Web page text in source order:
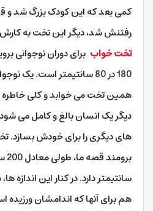
کمی بعد که این کودک بزرگ شد
رفتنش شد، دیگر این تخت به کارش
تخت خواب برای دوران نوجوانی
180 در 80 سانتیمتر است.
همین تخت می خوابد و کلی خاطره
دیگر یک انسان بالغ و کامل می
های دیگری را برای خودش بسازد.
سانتیمتر دارد. در کنار این اندازه
هم برای آنها که اندامشان